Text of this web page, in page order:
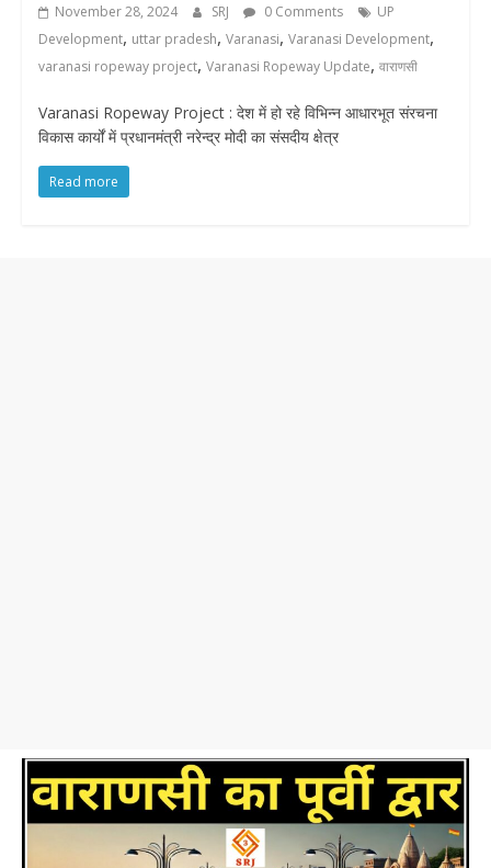
November 28, 2024 SRJ 0 Comments
UP
Development, uttar pradesh, Varanasi, Varanasi Development,
varanasi ropeway project, Varanasi Ropeway Update, वाराणसी
Varanasi Ropeway Project : देश में हो रहे विभिन्न आधारभूत संरचना
विकास कार्यों में प्रधानमंत्री नरेन्द्र मोदी का संसदीय क्षेत्र
Read more